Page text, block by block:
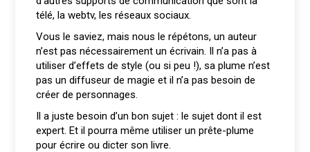
télé, la webtv, les réseaux sociaux.
Vous le saviez, mais nous le répétons, un auteur
n’est pas nécessairement un écrivain. Il n’a pas à
utiliser d’effets de style (ou si peu !), sa plume n’est
pas un diffuseur de magie et il n’a pas besoin de
créer de personnages.
Il a juste besoin d’un bon sujet : le sujet dont il est
expert. Et il pourra même utiliser un prête-plume
pour écrire ou dicter son livre.